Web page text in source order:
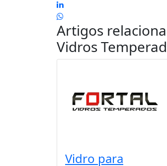
Artigos
Vidros
Vidro para